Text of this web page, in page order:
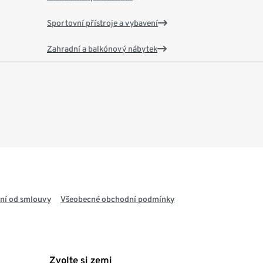
Sportovní přístroje a vybavení
Zahradní a balkónový nábytek
od smlouvy Všeobecné obchodní podmínky
Zvolte si zemi